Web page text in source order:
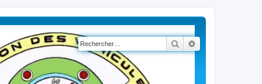
Rechercher